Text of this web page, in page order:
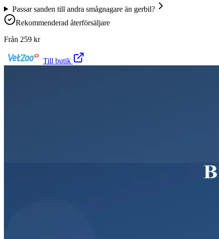
Passar sanden till andra smågnagare än gerbil?
Rekommenderad återförsäljare
Från 259 kr
Till butik